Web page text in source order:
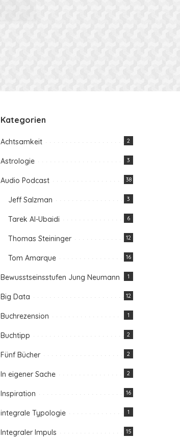
Kategorien
Achtsamkeit 2
Astrologie 3
Audio Podcast 38
Jeff Salzman 3
Tarek Al-Ubaidi 6
Thomas Steininger 12
Tom Amarque 16
Bewusstseinsstufen Jung Neumann 1
Big Data 12
Buchrezension 1
Buchtipp 2
Fünf Bücher 2
In eigener Sache 2
Inspiration 16
integrale Typologie 1
Integraler Impuls 15